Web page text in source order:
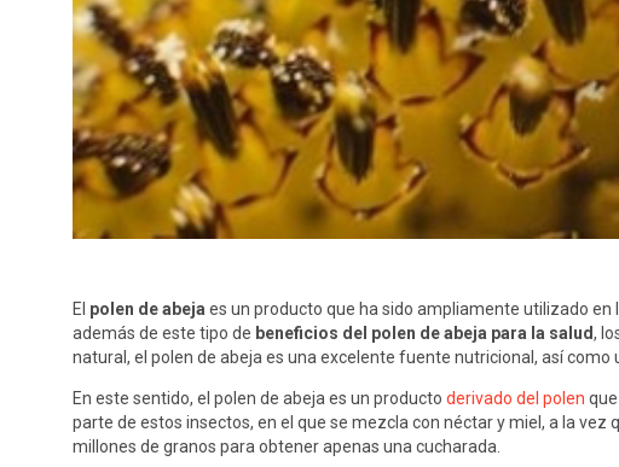
El polen de abeja es un producto que ha sido ampliamente utilizado
además de este tipo de beneficios del polen de abeja para la salud,
natural, el polen de abeja es una excelente fuente nutricional, así como
En este sentido, el polen de abeja es un producto derivado del polen
parte de estos insectos, en el que se mezcla con néctar y miel, a la vez
millones de granos para obtener apenas una cucharada.